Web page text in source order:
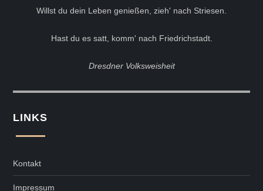
Willst du dein Leben genießen, zieh' nach Striesen.
Hast du es satt, komm' nach Friedrichstadt.
Dresdner Volksweisheit
LINKS
Kontakt
Impressum